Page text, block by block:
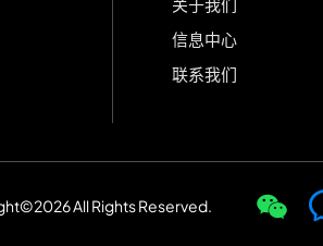
信息中心
联系我们
All Rights Reserved.